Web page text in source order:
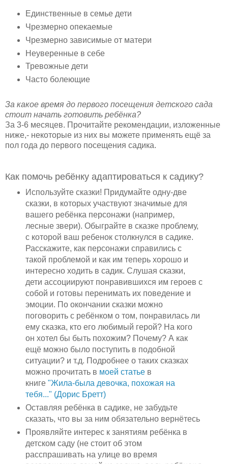
Единственные в семье дети
Чрезмерно опекаемые
Чрезмерно зависимые от матери
Неуверенные в себе
Тревожные дети
Часто болеющие
За какое время до первого посещения детского сада
стоит начать готовить ребёнка?
За 3-6 месяцев. Прочитайте рекомендации, изложенные
ниже,- некоторые из них вы можете применять ещё за
пол года до первого посещения садика.
Как помочь ребёнку адаптироваться к садику?
Используйте сказки! Придумайте одну-две
сказки, в которых участвуют значимые для
вашего ребёнка персонажи (например,
лесные звери). Обыграйте в сказке проблему,
с которой ваш ребенок столкнулся в садике.
Расскажите, как персонажи справились с
такой проблемой и как им теперь хорошо и
интересно ходить в садик. Слушая сказки,
дети ассоциируют понравившихся им героев с
собой и готовы перенимать их поведение и
эмоции. По окончании сказки можно
поговорить с ребёнком о том, понравилась ли
ему сказка, кто его любимый герой? На кого
он хотел бы быть похожим? Почему? А как
ещё можно было поступить в подобной
ситуации? и т.д. Подробнее о таких сказках
можно прочитать в моей статьев
книге "Жила-была девочка, похожая на
тебя..." (Дорис Бретт)
Оставляя ребёнка в садике, не забудьте
сказать, что вы за ним обязательно вернётесь
Проявляйте интерес к занятиям ребёнка в
детском саду (не стоит об этом
расспрашивать на улице во время